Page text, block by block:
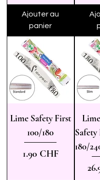
Ajouter au
panier
Lime Safety First
100/180
Prix
1.90 CHF
180/